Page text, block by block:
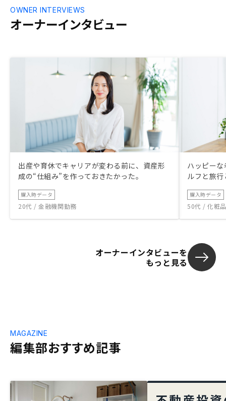
オーナーインタビュー
OWNER INTERVIEWS
出産や育休でキャリアが変わる前に、資産形
成の“仕組み”を作っておきたかった。
購入時データ
20代 / 金融機関勤務
ハッピー
ルフと旅
購入時データ
50代 / 化粧
オーナーインタビューを
もっと見る
編集部おすすめ記事
MAGAZINE